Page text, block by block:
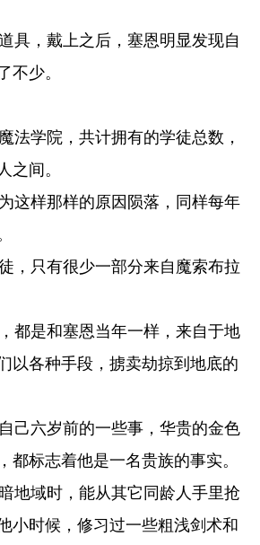
具，戴上之后，塞恩明显发现自
不少。
法学院，共计拥有的学徒总数，
之间。
这样那样的原因陨落，同样每年
，只有很少一部分来自魔索布拉
都是和塞恩当年一样，来自于地
以各种手段，掳卖劫掠到地底的
己六岁前的一些事，华贵的金色
都标志着他是一名贵族的事实。
地域时，能从其它同龄人手里抢
小时候，修习过一些粗浅剑术和